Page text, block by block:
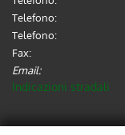
Telefono:
Telefono:
Fax:
Email:
Indicazioni stradali